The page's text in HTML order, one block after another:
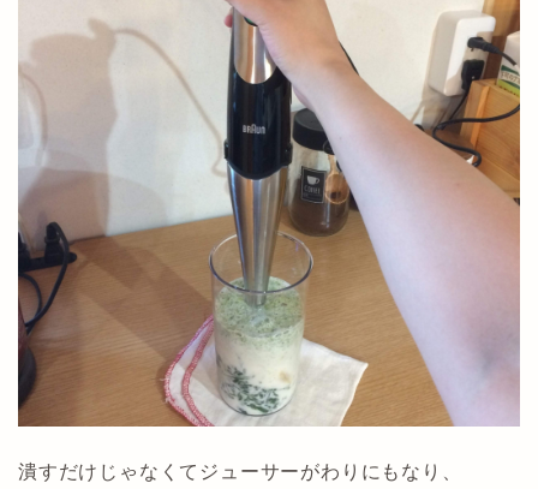
潰すだけじゃなくてジューサーがわりにもなり、